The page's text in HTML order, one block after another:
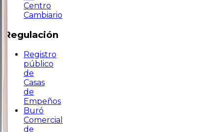
Centro
Cambiario
Regulación
Registro
público
de
Casas
de
Empeños
Buró
Comercial
de